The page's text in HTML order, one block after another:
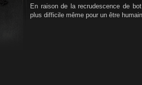
s
a
En raison de la recrudescence de
plus difficile même pour un être